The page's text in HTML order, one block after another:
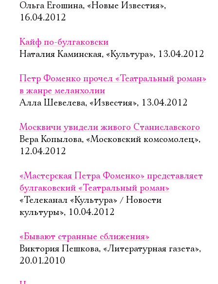
Ольга Егошина, «Новые Известия»,
16.04.2012
Кайф по-булгаковски
Наталия Каминская, «Культура», 13.04.2012
Петр Фоменко прочел «Театральный роман»
в жанре меланхолии
Алла Шевелева, «Известия», 13.04.2012
Москвичи увидели живого Cтаниславского
Вера Копылова, «Московский комсомолец»,
12.04.2012
«Мастерская Петра Фоменко» представляет
булгаковский «Театральный роман»
«Телеканал «Культура» / Новости
культуры», 10.04.2012
«Бывают странные сближения»
Виктория Пешкова, «Литературная газета»,
20.01.2010